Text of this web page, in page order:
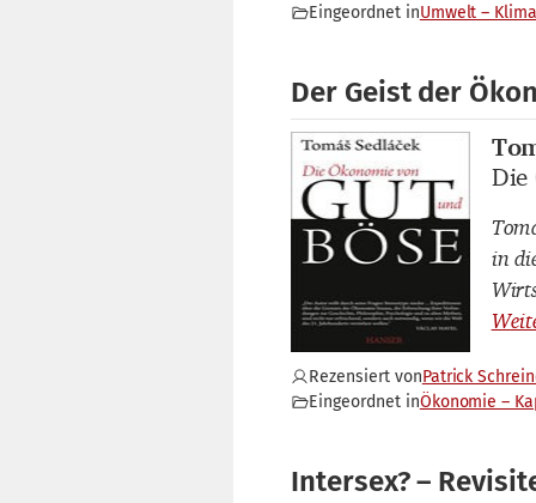
Eingeordnet inUmwelt – Klima
Der Geist der
Die
in
Rezensiert vonPatrick
Eingeordnet inÖkonomie –
Intersex? –